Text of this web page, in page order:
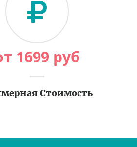
1699 руб
Стоимость